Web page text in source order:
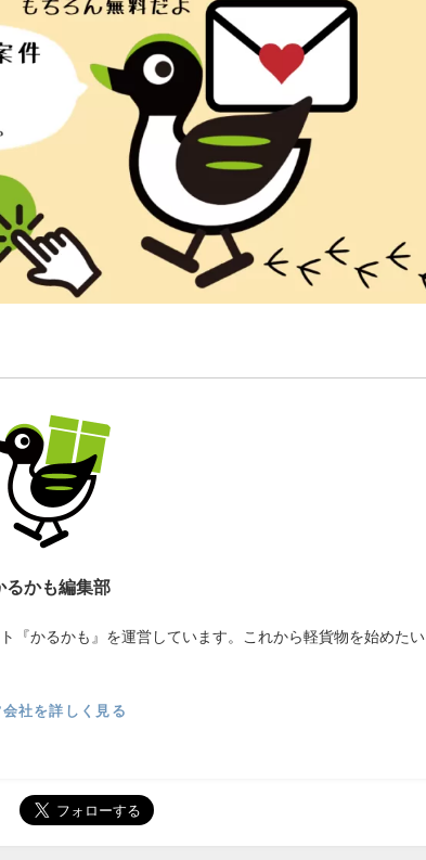
るかも編集部
『かるかも』を運営しています。これから軽貨物を始めたい
社を詳しく見る